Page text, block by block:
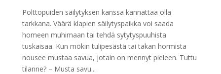
Polttopuiden säilytyksen kanssa kannattaa olla
tarkkana. Väärä klapien säilytyspaikka voi saada
homeen muhimaan tai tehdä sytytyspuuhista
tuskaisaa. Kun mökin tulipesästä tai takan hormista
nousee mustaa savua, jotain on mennyt pieleen. Tuttu
tilanne? – Musta savu...